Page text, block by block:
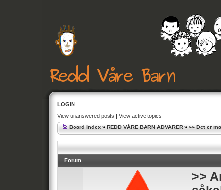
LOGIN
View unanswered posts | View active topics
Board index » REDD VÅRE BARN ADVARER » >> Det er
Forum
>>